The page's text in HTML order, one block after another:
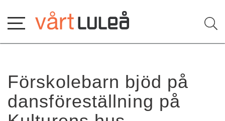
innehåll
Förskolebarn bjöd på
dansföreställning på